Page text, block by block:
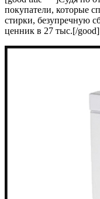
покупатели, которые
стирки, безупречную
ценник в 27 тыс.[/good]